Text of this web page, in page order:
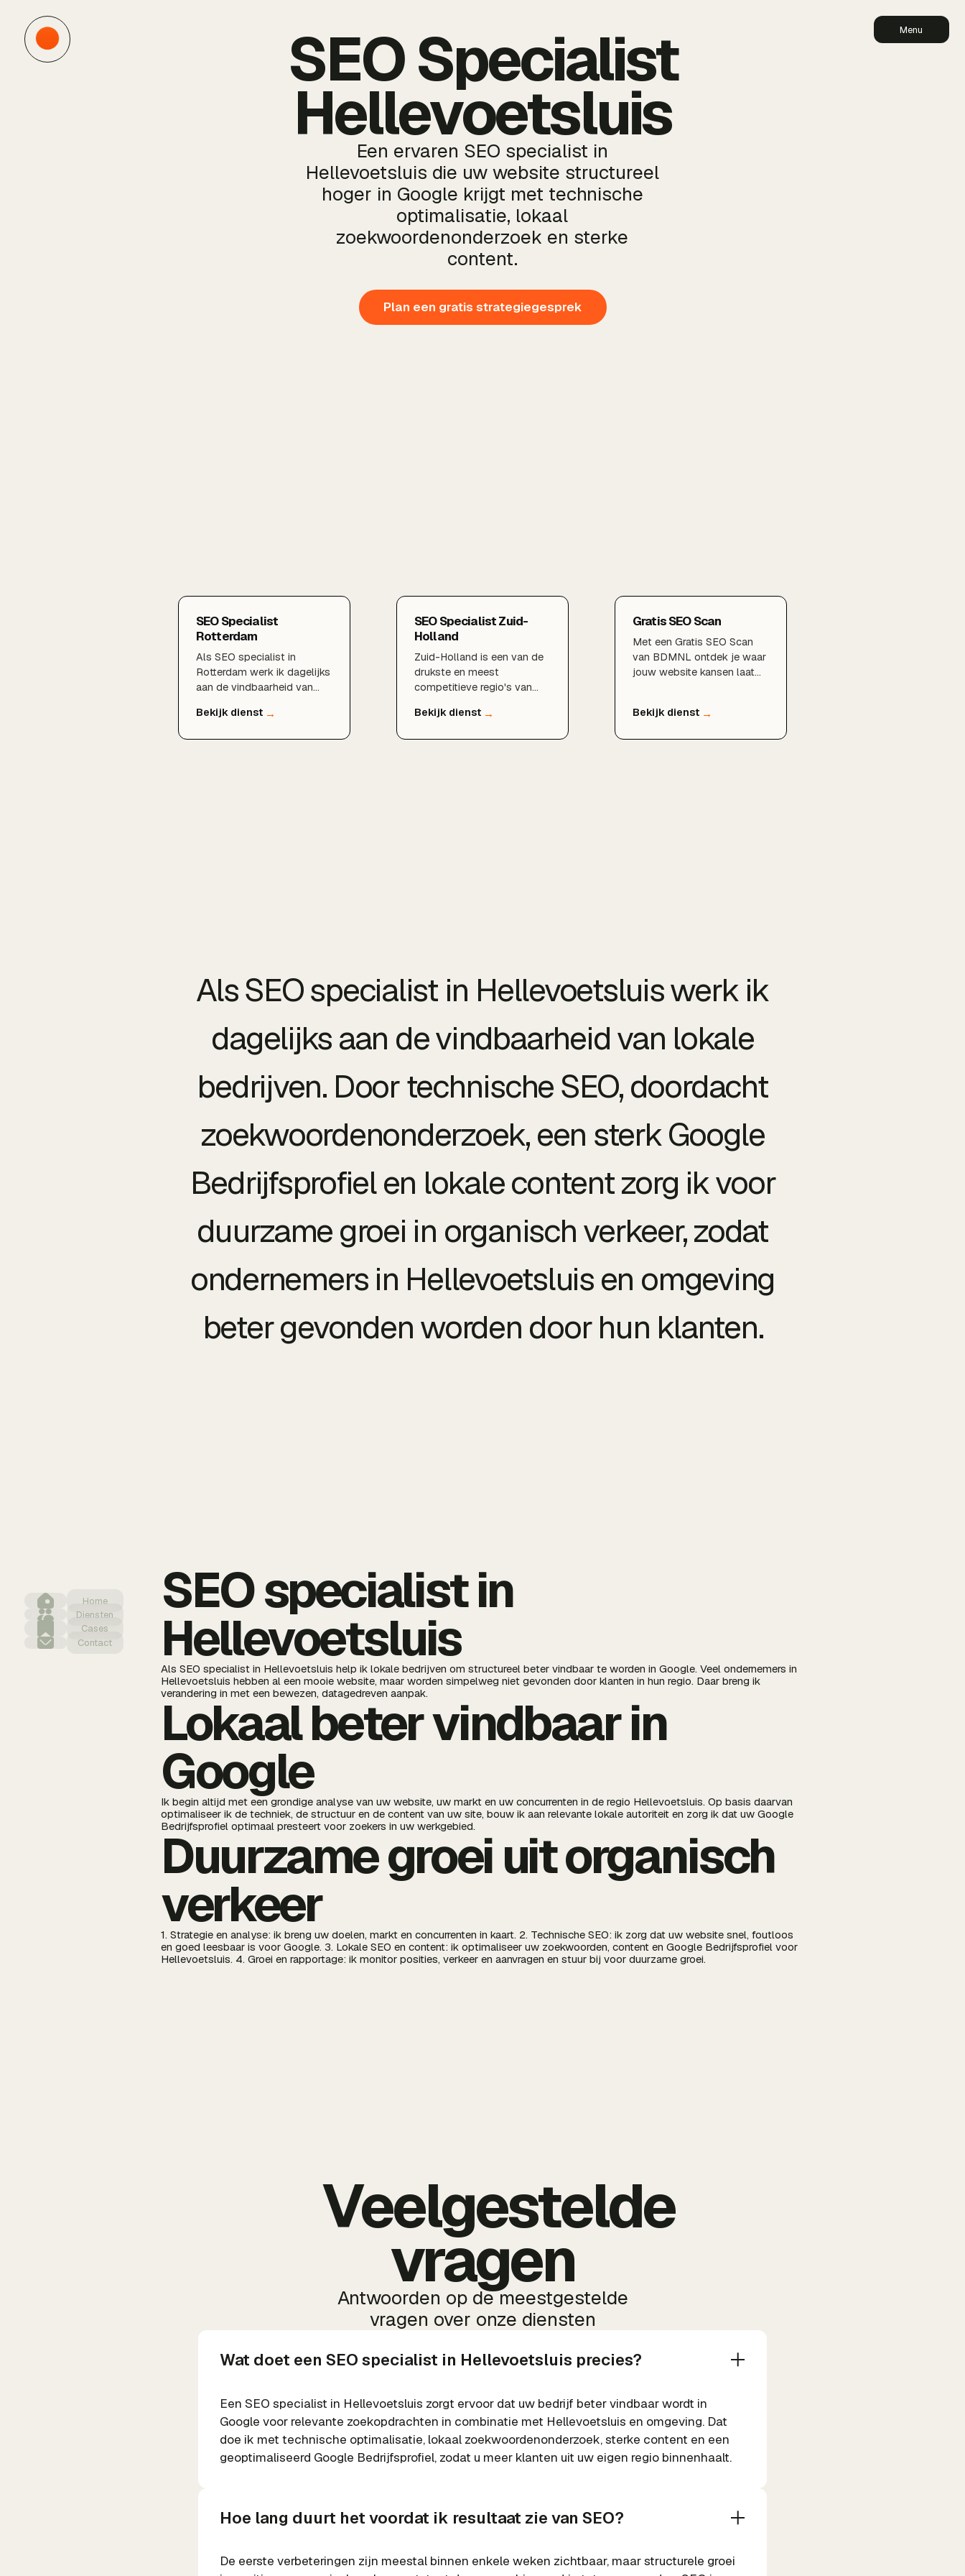
Home
Diensten
Cases
Contact
Menu
SEO Specialist
Hellevoetsluis
Een ervaren SEO specialist in
Hellevoetsluis die uw website structureel
hoger in Google krijgt met technische
optimalisatie, lokaal
zoekwoordenonderzoek en sterke
content.
Plan een gratis strategiegesprek
SEO Specialist
Rotterdam
Als SEO specialist in
Rotterdam werk ik dagelijks
aan de vindbaarheid van
technische SEO, doordacht
SEO Specialist Zuid-
Holland
Zuid-Holland is een van de
drukste en meest
competitieve regio's van
specialist help ik bedrijven
Gratis SEO Scan
Met een Gratis SEO Scan
van BDMNL ontdek je waar
jouw website kansen laat
vrijblijvend en zonder
Als SEO specialist in Hellevoetsluis werk ik
dagelijks aan de vindbaarheid van lokale
bedrijven. Door technische SEO, doordacht
zoekwoordenonderzoek, een sterk Google
Bedrijfsprofiel en lokale content zorg ik voor
duurzame groei in organisch verkeer, zodat
ondernemers in Hellevoetsluis en omgeving
beter gevonden worden door hun klanten.
SEO specialist in
Hellevoetsluis
Als SEO specialist in Hellevoetsluis help ik lokale bedrijven om structureel beter vindbaar te worden in Google. Veel ondernemers in
Hellevoetsluis hebben al een mooie website, maar worden simpelweg niet gevonden door klanten in hun regio. Daar breng ik
verandering in met een bewezen, datagedreven aanpak.
Lokaal beter vindbaar in
Google
Ik begin altijd met een grondige analyse van uw website, uw markt en uw concurrenten in de regio Hellevoetsluis. Op basis daarvan
optimaliseer ik de techniek, de structuur en de content van uw site, bouw ik aan relevante lokale autoriteit en zorg ik dat uw Google
Bedrijfsprofiel optimaal presteert voor zoekers in uw werkgebied.
Duurzame groei uit organisch
verkeer
1. Strategie en analyse: ik breng uw doelen, markt en concurrenten in kaart. 2. Technische SEO: ik zorg dat uw website snel, foutloos
en goed leesbaar is voor Google. 3. Lokale SEO en content: ik optimaliseer uw zoekwoorden, content en Google Bedrijfsprofiel voor
Hellevoetsluis. 4. Groei en rapportage: ik monitor posities, verkeer en aanvragen en stuur bij voor duurzame groei.
Veelgestelde
vragen
Antwoorden op de meestgestelde
vragen over onze diensten
Wat doet een SEO specialist in Hellevoetsluis precies?
Een SEO specialist in Hellevoetsluis zorgt ervoor dat uw bedrijf beter vindbaar wordt in
Google voor relevante zoekopdrachten in combinatie met Hellevoetsluis en omgeving. Dat
doe ik met technische optimalisatie, lokaal zoekwoordenonderzoek, sterke content en een
geoptimaliseerd Google Bedrijfsprofiel, zodat u meer klanten uit uw eigen regio binnenhaalt.
Hoe lang duurt het voordat ik resultaat zie van SEO?
De eerste verbeteringen zijn meestal binnen enkele weken zichtbaar, maar structurele groei